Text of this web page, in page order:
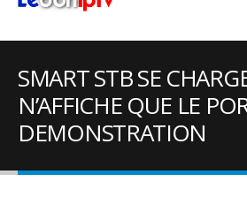
SMART STB SE
N’AFFICHE QUE LE
DEMONSTRATION